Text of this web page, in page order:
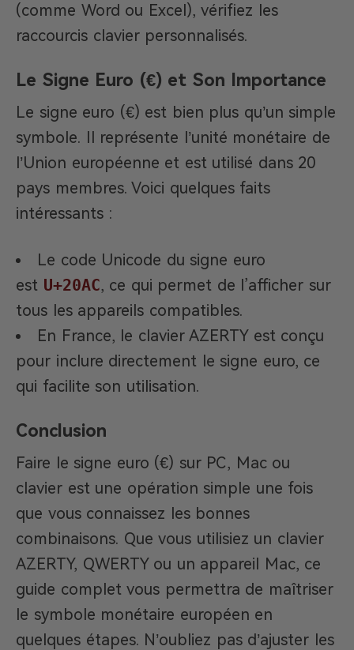
(comme Word ou Excel), vérifiez les
raccourcis clavier personnalisés.
Le Signe Euro (€) et Son Importance
Le signe euro (€) est bien plus qu’un simple
symbole. Il représente l’unité monétaire de
l’Union européenne et est utilisé dans 20
pays membres. Voici quelques faits
intéressants :
Le code Unicode du signe euro
est U+20AC, ce qui permet de l’afficher sur
tous les appareils compatibles.
En France, le clavier AZERTY est conçu
pour inclure directement le signe euro, ce
qui facilite son utilisation.
Conclusion
Faire le signe euro (€) sur PC, Mac ou
clavier est une opération simple une fois
que vous connaissez les bonnes
combinaisons. Que vous utilisiez un clavier
AZERTY, QWERTY ou un appareil Mac, ce
guide complet vous permettra de maîtriser
le symbole monétaire européen en
quelques étapes. N’oubliez pas d’ajuster les